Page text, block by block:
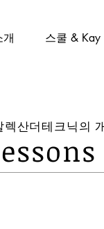
스쿨 & Kay
렉산더테크닉의